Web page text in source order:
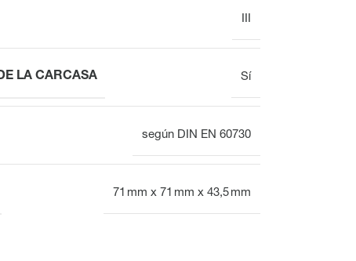
válvulas
electrotérmicas
LA CARCASA Sí
según DIN EN 60730
71 mm x 71 mm x 43,5 mm